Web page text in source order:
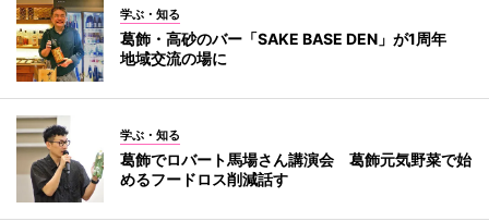
学ぶ・知る
葛飾・高砂のバー「SAKE BASE DEN」が1周年
地域交流の場に
学ぶ・知る
葛飾でロバート馬場さん講演会 葛飾元気野菜で始
めるフードロス削減話す